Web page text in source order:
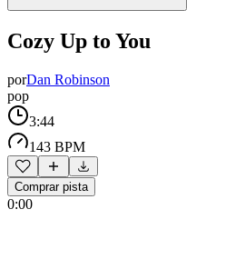
Cozy Up to You
porDan Robinson
pop
3:44
143 BPM
Comprar pista
0:00